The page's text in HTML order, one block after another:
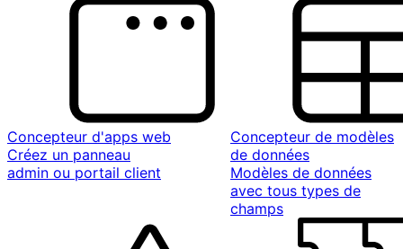
Concepteur d'apps web
Créez un panneau
admin ou portail client
Concepteur de modèles
de données
Modèles de données
avec tous types de
champs